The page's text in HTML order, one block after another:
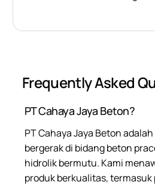
Frequently Asked
PT Cahaya Jaya Beton?
PT Cahaya Jaya Beton
bergerak di bidang beton
hidrolik bermutu. Kami
produk berkualitas, termasuk